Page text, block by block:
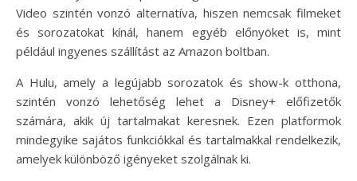
Video szintén vonzó alternatíva, hiszen nemcsak filmeket
és sorozatokat kínál, hanem egyéb előnyöket is, mint
például ingyenes szállítást az Amazon boltban.
A Hulu, amely a legújabb sorozatok és show-k otthona,
szintén vonzó lehetőség lehet a Disney+ előfizetők
számára, akik új tartalmakat keresnek. Ezen platformok
mindegyike sajátos funkciókkal és tartalmakkal rendelkezik,
amelyek különböző igényeket szolgálnak ki.